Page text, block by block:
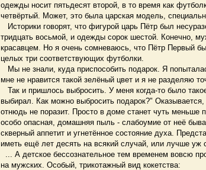
одежды носит пятьдесят второй, в то время как
четвёртый. Может, это была царская модель,
Историки говорят, что фигурой царь Пётр был
тридцать восьмой, и одежды сорок шестой. Конечно,
красавцем. Но я очень сомневаюсь, что Пётр Первый
целых три соответствующих футболки.
Мы не знали, куда приспособить подарок. Я
мне не нравится такой зелёный цвет и я не разделяю
Так и пришлось выбросить. У меня когда-то было
выбирал. Как можно выбросить подарок?"
отнюдь не поразит. Просто в доме станет чуть меньше
особо опасная, домашняя пыль - слабоумие от неё
скверный аппетит и угнетённое состояние духа.
иметь ещё лет десять на всякий случай, или лучше уж
... А детское бессознательное тем временем вовсю
на мужских. Особый, трикотажный вид кокетства: